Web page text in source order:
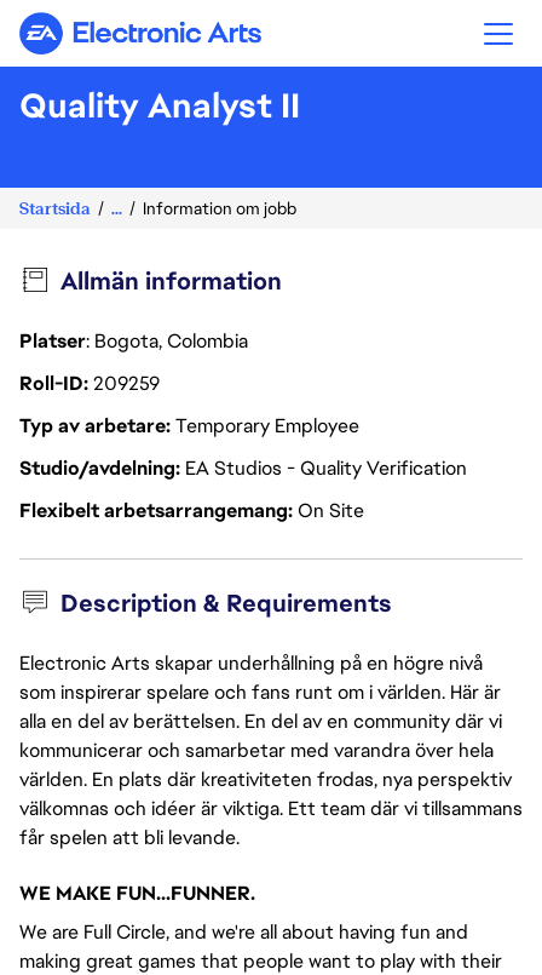
Electronic Arts
Quality Analyst II
Startsida ... Information om jobb
Allmän information
Platser: Bogota, Colombia
Roll-ID209259
Typ av arbetareTemporary Employee
Studio/avdelning EA Studios - Quality Verification
Flexibelt arbetsarrangemangOn Site
Description & Requirements
Electronic Arts skapar underhållning på en högre nivå
som inspirerar spelare och fans runt om i världen. Här är
alla en del av berättelsen. En del av en community där vi
kommunicerar och samarbetar med varandra över hela
världen. En plats där kreativiteten frodas, nya perspektiv
välkomnas och idéer är viktiga. Ett team där vi tillsammans
får spelen att bli levande.
WE MAKE FUN...FUNNER.
We are Full Circle, and we're all about having fun and
making great games that people want to play with their